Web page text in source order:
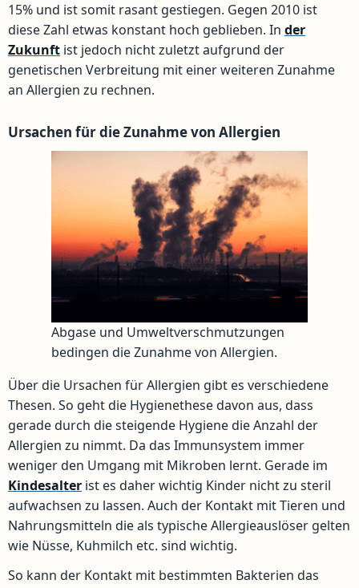
15% und ist somit rasant gestiegen. Gegen 2010 ist
diese Zahl etwas konstant hoch geblieben. In der
Zukunft ist jedoch nicht zuletzt aufgrund der
genetischen Verbreitung mit einer weiteren Zunahme
an Allergien zu rechnen.
Ursachen für die Zunahme von Allergien
Abgase und Umweltverschmutzungen
bedingen die Zunahme von Allergien.
Über die Ursachen für Allergien gibt es verschiedene
Thesen. So geht die Hygienethese davon aus, dass
gerade durch die steigende Hygiene die Anzahl der
Allergien zu nimmt. Da das Immunsystem immer
weniger den Umgang mit Mikroben lernt. Gerade im
Kindesalter ist es daher wichtig Kinder nicht zu steril
aufwachsen zu lassen. Auch der Kontakt mit Tieren und
Nahrungsmitteln die als typische Allergieauslöser gelten
wie Nüsse, Kuhmilch etc. sind wichtig.
So kann der Kontakt mit bestimmten Bakterien das